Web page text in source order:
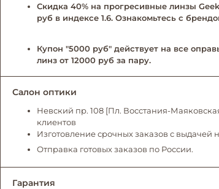
Скидка 40% на прогресивные линзы
руб в индексе 1.6. Ознакомьтесь с
Купон "5000 руб" действует на все
линз от 12000 руб за пару.
Салон оптики
Невский пр. 108 [Пл. Восстания-
клиентов
Изготовление срочных заказов с выдачей
Отправка готовых заказов по России.
Гарантия